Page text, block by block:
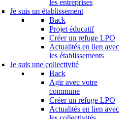
les entreprises
Je suis un établissement
Back
Projet éducatif
Créer un refuge LPO
Actualités en lien avec
les établissements
Je suis une collectivité
Back
Agir avec votre
commune
Créer un refuge LPO
Actualités en lien avec